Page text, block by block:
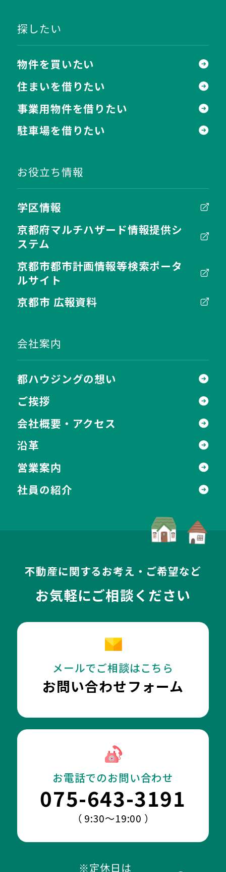
探したい
物件を買いたい
住まいを借りたい
事業用物件を借りたい
駐車場を借りたい
お役立ち情報
学区情報
京都府マルチハザード情報提供シ
ステム
京都市都市計画情報等検索ポータ
ルサイト
京都市 広報資料
会社案内
都ハウジングの想い
ご挨拶
会社概要・アクセス
沿革
営業案内
社員の紹介
不動産に関するお考え・ご希望など
お気軽にご相談ください
メールでご相談はこちら
お問い合わせフォーム
お電話でのお問い合わせ
075-643-3191
（ 9:30～19:00 ）
※定休日は